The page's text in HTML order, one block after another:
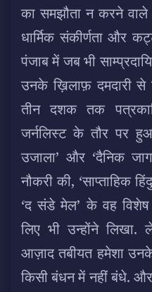
का समझौता न करने वाले
धार्मिक संकीर्णता और
पंजाब में जब भी
उनके ख़िलाफ़ दमदारी
तीन दशक तक
जर्नलिस्ट के तौर पर
उजाला’ और ‘दैनिक
नौकरी की, ‘साप्ताहिक
‘द संडे मेल’ के वह विशेष
लिए भी उन्होंने
आज़ाद तबीयत हमेशा
किसी बंधन में नहीं बंधे.